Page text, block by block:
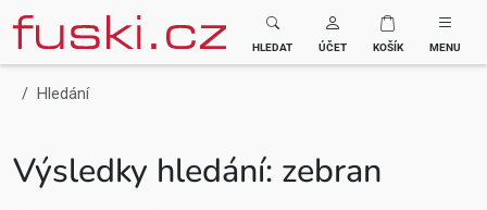
Fuski BOMA
HLEDAT ÚČET KOŠÍK MENU
Hledání
Výsledky hledání: zebran